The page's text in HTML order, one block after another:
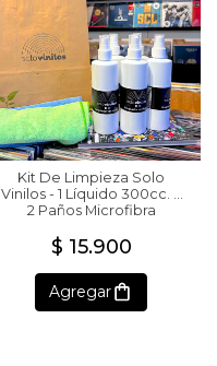
Kit De Limpieza Solo
Vinilos - 1 Líquido 300cc. +
2 Paños Microfibra
$ 15.900
Agregar